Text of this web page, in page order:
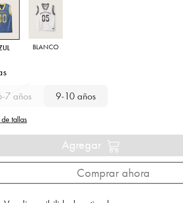
BLANCO
7 años
9-10 años
tallas
Agregar
Comprar ahora